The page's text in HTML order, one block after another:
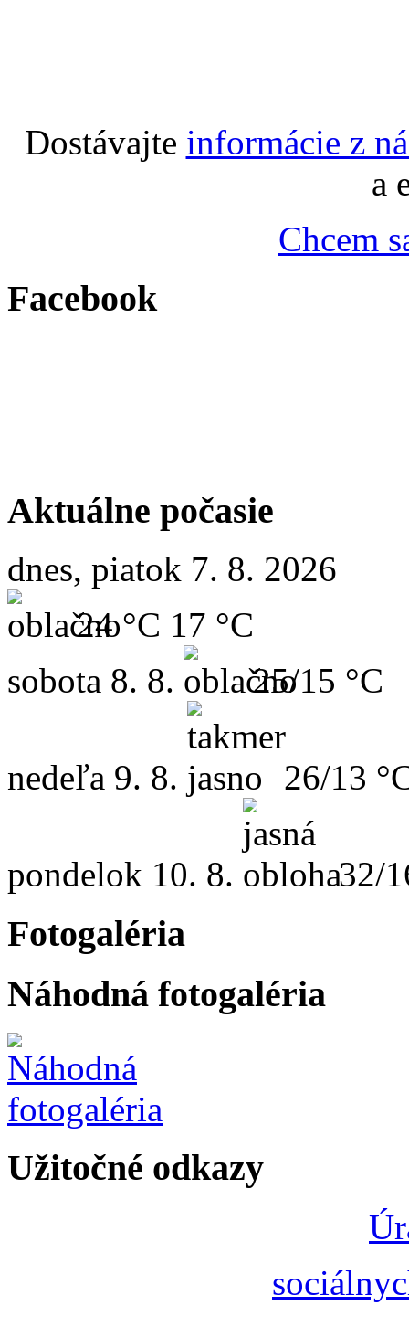
Dostávajte informácie z
a
Chcem
Facebook
Aktuálne počasie
dnes, piatok 7. 8. 2026
24 °C 17 °C
sobota 8. 8. 25/15 °C
nedeľa 9. 8. 26/13
pondelok 10. 8. 32/
Fotogaléria
Náhodná fotogaléria
Užitočné odkazy